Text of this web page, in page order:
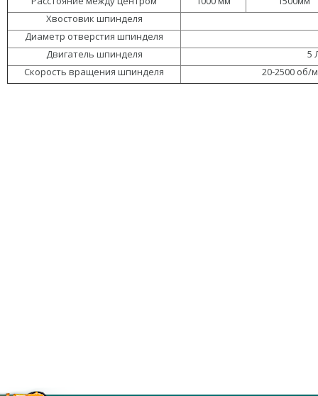
Хвостовик шпинделя
Диаметр отверстия шпинделя
Двигатель шпинделя
5
Скорость вращения шпинделя
20-2500 об/